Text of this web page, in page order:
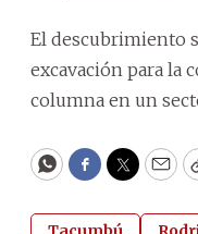
El descubrimiento
excavación para la
columna en un
WhatsApp
Facebook
Twitter